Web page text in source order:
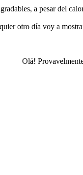
a pesar del
otro día voy a
Olá!